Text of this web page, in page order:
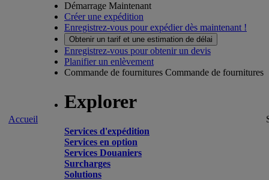
Accueil
Démarrage Maintenant
Créer une expédition
Enregistrez-vous pour expédier dès maintenant !
Obtenir un tarif et une estimation de délai
Enregistrez-vous pour obtenir un devis
Planifier un enlèvement
Commande de fournitures Commande de fournitures
Explorer
Services d'expédition
Services en option
Services Douaniers
Surcharges
Solutions